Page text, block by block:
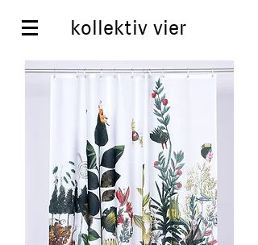
kollektiv vier